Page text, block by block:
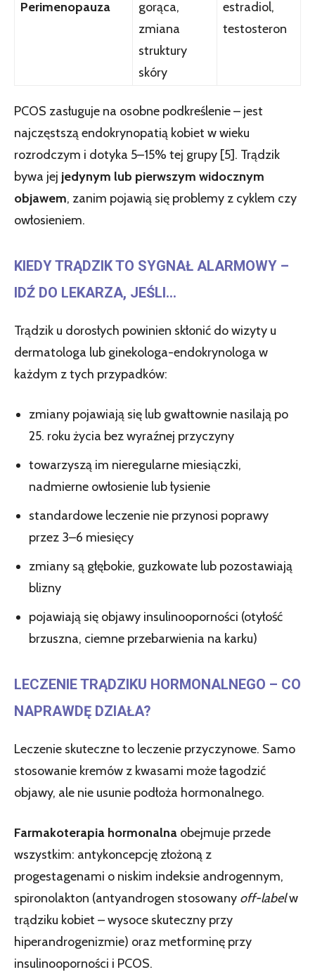
Perimenopauza
gorąca,
zmiana
struktury
skóry
estradiol,
testosteron
PCOS zasługuje na osobne podkreślenie – jest
najczęstszą endokrynopatią kobiet w wieku
rozrodczym i dotyka 5–15% tej grupy [5]. Trądzik
bywa jej jedynym lub pierwszym widocznym
objawem, zanim pojawią się problemy z cyklem czy
owłosieniem.
KIEDY TRĄDZIK TO SYGNAŁ ALARMOWY –
IDŹ DO LEKARZA, JEŚLI…
Trądzik u dorosłych powinien skłonić do wizyty u
dermatologa lub ginekologa-endokrynologa w
każdym z tych przypadków:
zmiany pojawiają się lub gwałtownie nasilają po
25. roku życia bez wyraźnej przyczyny
towarzyszą im nieregularne miesiączki,
nadmierne owłosienie lub łysienie
standardowe leczenie nie przynosi poprawy
przez 3–6 miesięcy
zmiany są głębokie, guzkowate lub pozostawiają
blizny
pojawiają się objawy insulinooporności (otyłość
brzuszna, ciemne przebarwienia na karku)
LECZENIE TRĄDZIKU HORMONALNEGO – CO
NAPRAWDĘ DZIAŁA?
Leczenie skuteczne to leczenie przyczynowe. Samo
stosowanie kremów z kwasami może łagodzić
objawy, ale nie usunie podłoża hormonalnego.
Farmakoterapia hormonalna obejmuje przede
wszystkim: antykoncepcję złożoną z
progestagenami o niskim indeksie androgennym,
spironolakton (antyandrogen stosowany off-labelw
trądziku kobiet – wysoce skuteczny przy
hiperandrogenizmie) oraz metforminę przy
insulinooporności i PCOS.